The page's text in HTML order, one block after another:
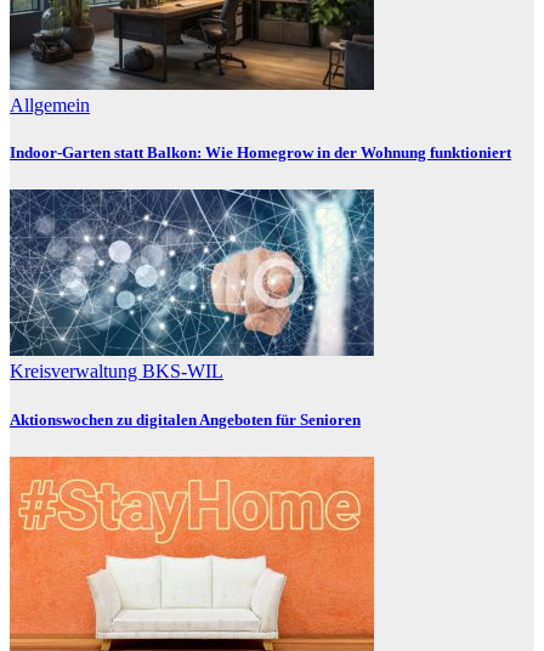
Allgemein
Indoor-Garten statt Balkon: Wie Homegrow in der Wohnung funktioniert
Kreisverwaltung BKS-WIL
Aktionswochen zu digitalen Angeboten für Senioren